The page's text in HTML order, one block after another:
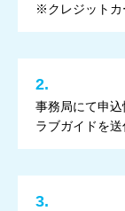
※クレジットカ
2.
事務局にて申
ラブガイドを送
3.